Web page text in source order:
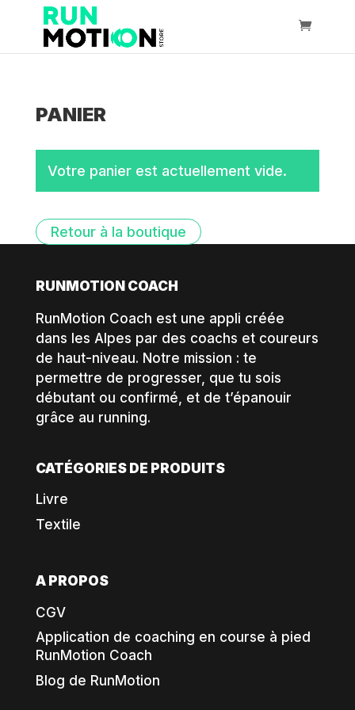
PANIER
Votre panier est actuellement vide.
Retour à la boutique
RUNMOTION COACH
RunMotion Coach est une appli créée
dans les Alpes par des coachs et coureurs
de haut-niveau. Notre mission : te
permettre de progresser, que tu sois
débutant ou confirmé, et de t’épanouir
grâce au running.
CATÉGORIES DE PRODUITS
Livre
Textile
A PROPOS
CGV
Application de coaching en course à pied
RunMotion Coach
Blog de RunMotion